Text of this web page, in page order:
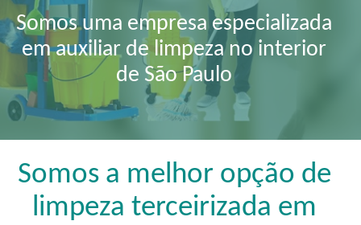
Somos uma empresa especializada
em auxiliar de limpeza no interior
de São Paulo
Somos a melhor opção de
limpeza terceirizada em